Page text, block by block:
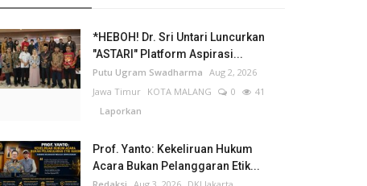
*HEBOH! Dr. Sri Untari Luncurkan
"ASTARI" Platform Aspirasi...
Putu Ugram Swadharma Aug 2, 2026
Jawa Timur KOTA MALANG 0
41
Laporkan
Prof. Yanto: Kekeliruan Hukum
Acara Bukan Pelanggaran Etik...